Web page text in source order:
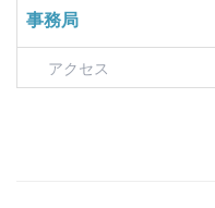
事務局
アクセス